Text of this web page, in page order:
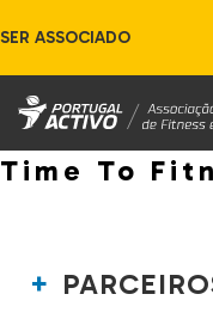
SER ASSOCIADO
Time To